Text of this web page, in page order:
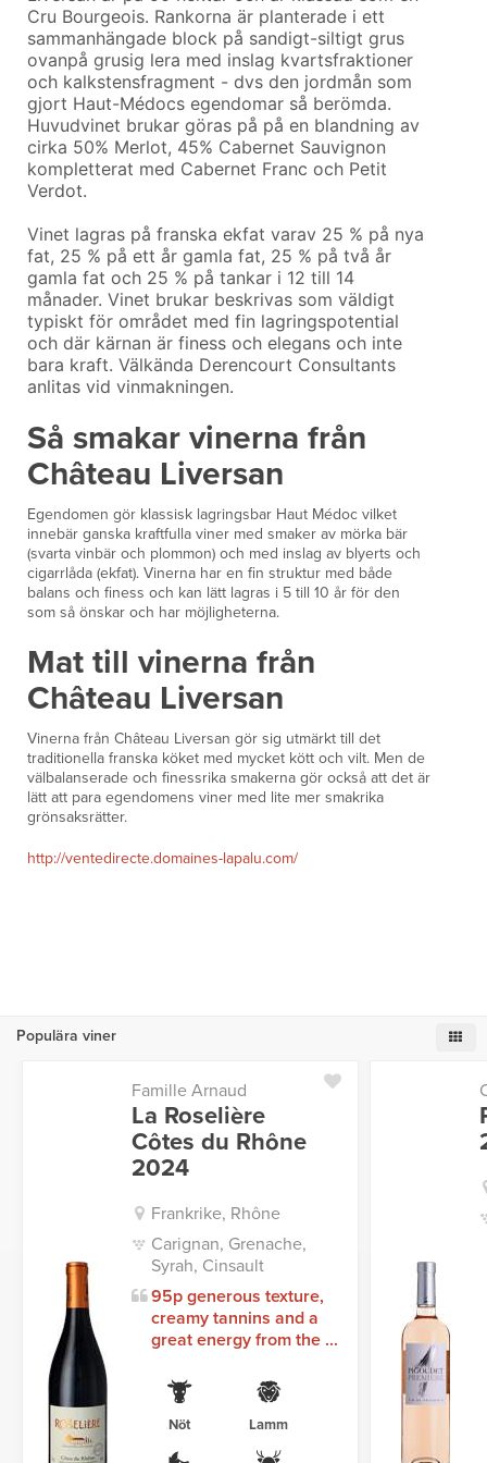
Cru Bourgeois. Rankorna är planterade i ett
sammanhängade block på sandigt-siltigt grus
ovanpå grusig lera med inslag kvartsfraktioner
och kalkstensfragment - dvs den jordmån som
gjort Haut-Médocs egendomar så berömda.
Huvudvinet brukar göras på på en blandning av
cirka 50% Merlot, 45% Cabernet Sauvignon
kompletterat med Cabernet Franc och Petit
Verdot.
Vinet lagras på franska ekfat varav 25 % på nya
fat, 25 % på ett år gamla fat, 25 % på två år
gamla fat och 25 % på tankar i 12 till 14
månader. Vinet brukar beskrivas som väldigt
typiskt för området med fin lagringspotential
och där kärnan är finess och elegans och inte
bara kraft. Välkända Derencourt Consultants
anlitas vid vinmakningen.
Så smakar vinerna från
Château Liversan
Egendomen gör klassisk lagringsbar Haut Médoc vilket
innebär ganska kraftfulla viner med smaker av mörka bär
(svarta vinbär och plommon) och med inslag av blyerts och
cigarrlåda (ekfat). Vinerna har en fin struktur med både
balans och finess och kan lätt lagras i 5 till 10 år för den
som så önskar och har möjligheterna.
Mat till vinerna från
Château Liversan
Vinerna från Château Liversan gör sig utmärkt till det
traditionella franska köket med mycket kött och vilt. Men de
välbalanserade och finessrika smakerna gör också att det är
lätt att para egendomens viner med lite mer smakrika
grönsaksrätter.
http://ventedirecte.domaines-lapalu.com/
Populära viner
Famille Arnaud
La Roselière
Côtes du Rhône
2024
Frankrike, Rhône
Carignan, Grenache,
Syrah, Cinsault
95p generous texture,
creamy tannins and a
great energy from the ...
Nöt Lamm